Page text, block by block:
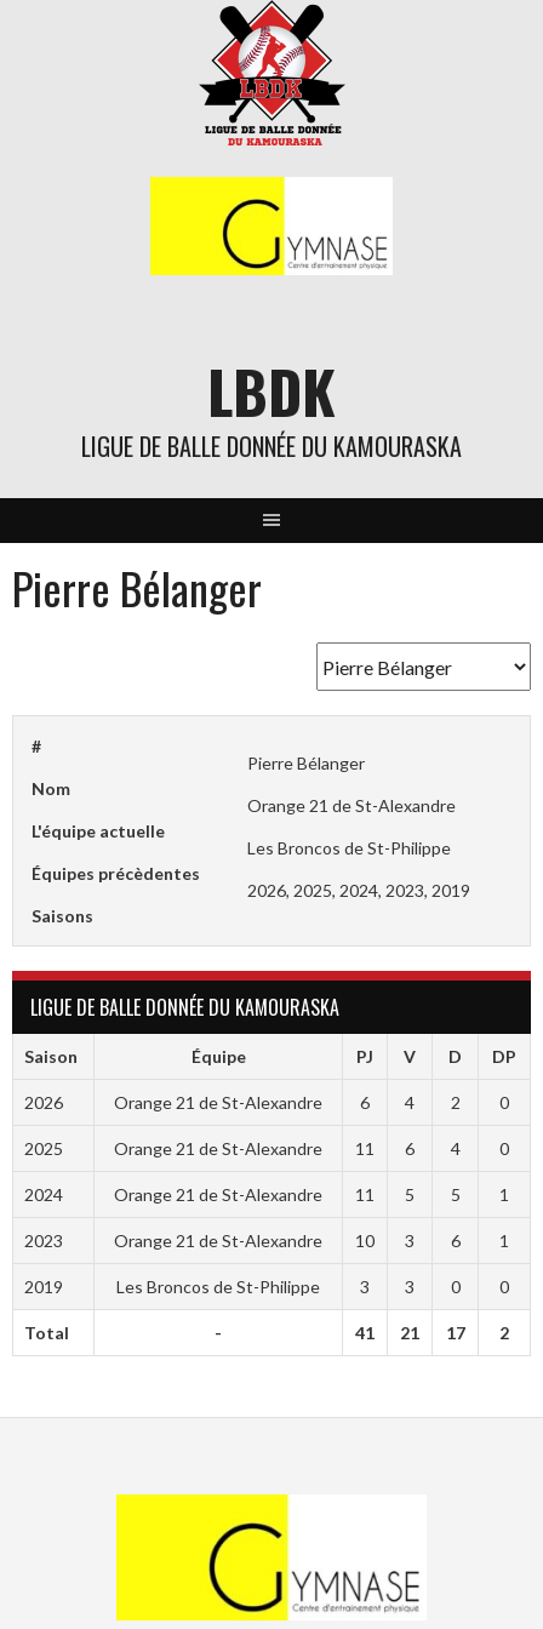
LBDK
LIGUE DE BALLE DONNÉE DU KAMOURASKA
Pierre Bélanger
#
Nom
Pierre Bélanger
L'équipe actuelle
Orange 21 de St-Alexandre
Équipes précèdentes
Les Broncos de St-Philippe
Saisons
2026, 2025, 2024, 2023, 2019
LIGUE DE BALLE DONNÉE DU KAMOURASKA
Saison Équipe PJ V D DP
2026 Orange 21 de St-Alexandre 6 4 2 0
2025 Orange 21 de St-Alexandre 11 6 4 0
2024 Orange 21 de St-Alexandre 11 5 5 1
2023 Orange 21 de St-Alexandre 10 3 6 1
2019 Les Broncos de St-Philippe 3 3 0 0
Total - 41 21 17 2